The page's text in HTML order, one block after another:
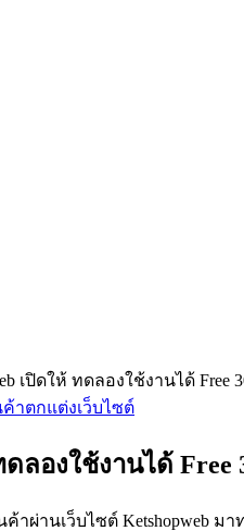
เปิดให้ ทดลองใช้งานได้
ค้าตกแต่งเว็บไซต์
ดลองใช้งานได้
ผ่านเว็บไซต์ Ketshopweb มา